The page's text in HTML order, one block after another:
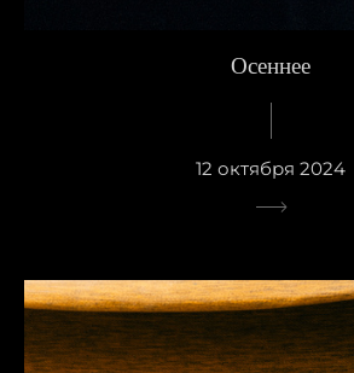
Осеннее
12 октября 2024